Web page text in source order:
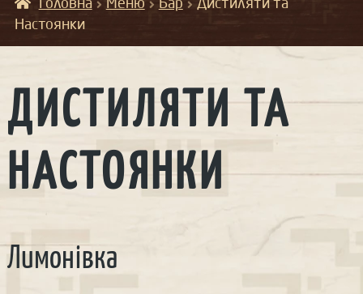
Головна Меню Бар
Дистиляти та
Настоянки
ДИСТИЛЯТИ ТА
НАСТОЯНКИ
Лимонівка